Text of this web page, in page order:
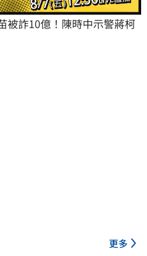
被詐10億！陳時中示警蔣柯
更多